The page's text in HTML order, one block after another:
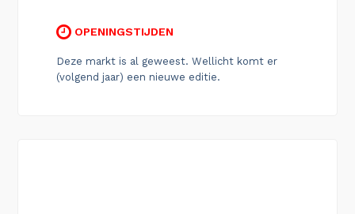
OPENINGSTIJDEN
Deze markt is al geweest. Wellicht komt er
(volgend jaar) een nieuwe editie.